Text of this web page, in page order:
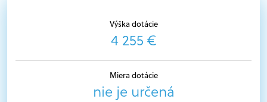
Výška dotácie
4 255 €
Miera dotácie
nie je určená